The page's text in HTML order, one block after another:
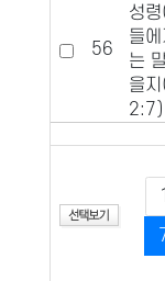
56
성
들에
는
을지
2:7)
1